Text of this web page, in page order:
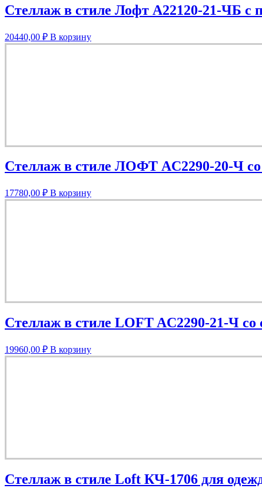
Стеллаж в стиле Лофт A22120-21-ЧБ
20440,00 ₽ В корзину
Стеллаж в стиле ЛОФТ AС2290-20-Ч со
17780,00 ₽ В корзину
Стеллаж в стиле LOFT AС2290-21-Ч со
19960,00 ₽ В корзину
Стеллаж в стиле Loft КЧ-1706 для